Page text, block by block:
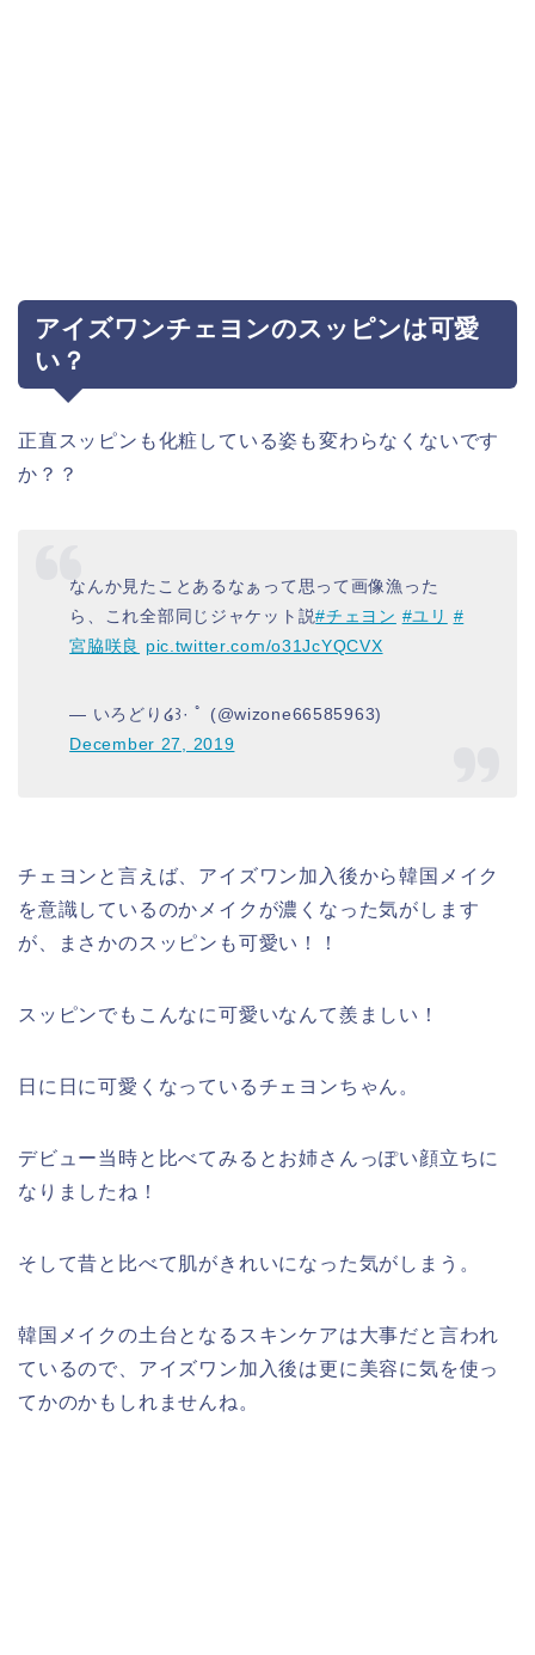
アイズワンチェヨンのスッピンは可愛
い？
正直スッピンも化粧している姿も変わらなくないです
か？？
なんか見たことあるなぁって思って画像漁った
ら、これ全部同じジャケット説#チェヨン #ユリ #
宮脇咲良 pic.twitter.com/o31JcYQCVX
— いろどり໒꒱· ﾟ (@wizone66585963)
December 27, 2019
チェヨンと言えば、アイズワン加入後から韓国メイク
を意識しているのかメイクが濃くなった気がします
が、まさかのスッピンも可愛い！！
スッピンでもこんなに可愛いなんて羨ましい！
日に日に可愛くなっているチェヨンちゃん。
デビュー当時と比べてみるとお姉さんっぽい顔立ちに
なりましたね！
そして昔と比べて肌がきれいになった気がしまう。
韓国メイクの土台となるスキンケアは大事だと言われ
ているので、アイズワン加入後は更に美容に気を使っ
てかのかもしれませんね。